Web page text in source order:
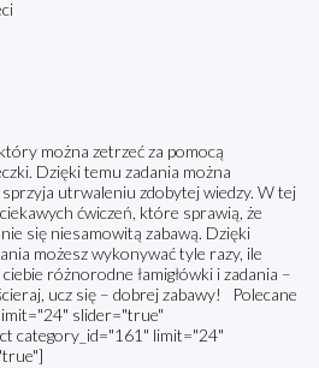
można zetrzeć za pomocą
Dzięki temu zadania można
utrwaleniu zdobytej wiedzy. W tej
ćwiczeń, które sprawią, że
się niesamowitą zabawą. Dzięki
możesz wykonywać tyle razy, ile
różnorodne łamigłówki i zadania –
ucz się – dobrej zabawy! Polecane
slider="true"
category_id="161" limit="24"